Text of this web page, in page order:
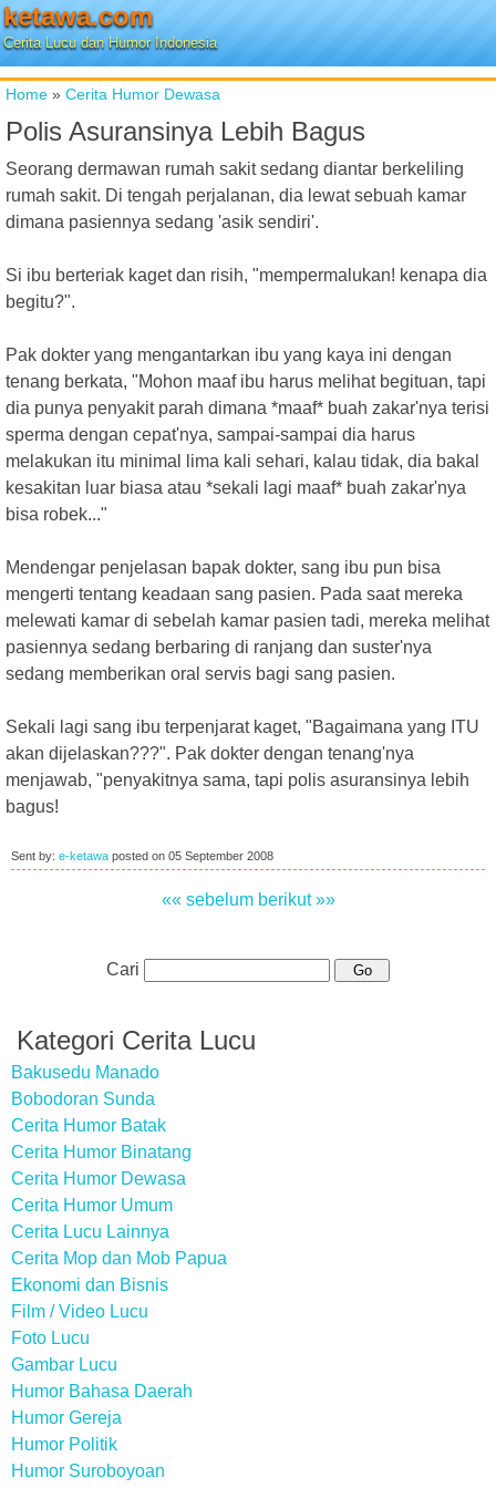
ketawa.com
Cerita Lucu dan Humor Indonesia
Home » Cerita Humor Dewasa
Polis Asuransinya Lebih Bagus
Seorang dermawan rumah sakit sedang diantar berkeliling
rumah sakit. Di tengah perjalanan, dia lewat sebuah kamar
dimana pasiennya sedang 'asik sendiri'.
Si ibu berteriak kaget dan risih, "mempermalukan! kenapa dia
begitu?".
Pak dokter yang mengantarkan ibu yang kaya ini dengan
tenang berkata, "Mohon maaf ibu harus melihat begituan, tapi
dia punya penyakit parah dimana *maaf* buah zakar'nya terisi
sperma dengan cepat'nya, sampai-sampai dia harus
melakukan itu minimal lima kali sehari, kalau tidak, dia bakal
kesakitan luar biasa atau *sekali lagi maaf* buah zakar'nya
bisa robek..."
Mendengar penjelasan bapak dokter, sang ibu pun bisa
mengerti tentang keadaan sang pasien. Pada saat mereka
melewati kamar di sebelah kamar pasien tadi, mereka melihat
pasiennya sedang berbaring di ranjang dan suster'nya
sedang memberikan oral servis bagi sang pasien.
Sekali lagi sang ibu terpenjarat kaget, "Bagaimana yang ITU
akan dijelaskan???". Pak dokter dengan tenang'nya
menjawab, "penyakitnya sama, tapi polis asuransinya lebih
bagus!
Sent by: e-ketawa posted on 05 September 2008
«« sebelum berikut »»
Cari
Kategori Cerita Lucu
Bakusedu Manado
Bobodoran Sunda
Cerita Humor Batak
Cerita Humor Binatang
Cerita Humor Dewasa
Cerita Humor Umum
Cerita Lucu Lainnya
Cerita Mop dan Mob Papua
Ekonomi dan Bisnis
Film / Video Lucu
Foto Lucu
Gambar Lucu
Humor Bahasa Daerah
Humor Gereja
Humor Politik
Humor Suroboyoan